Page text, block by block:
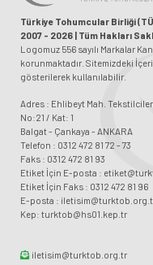
Türkiye Tohumcular Birliği
2007 - 2026 | Tüm Hakları
Logomuz 556 sayılı Markalar
korunmaktadır. Sitemizdeki
gösterilerek kullanılabilir.
Adres : Ehlibeyt Mah.
No:21 / Kat: 1
Balgat - Çankaya - ANKARA
Telefon : 0312 472 81 72 - 73
Faks : 0312 472 81 93
Etiket İçin E-posta :
Etiket İçin Faks : 0312 472 81 96
E-posta :
Kep: turktob@hs01.kep.tr
iletisim@turktob.org.tr